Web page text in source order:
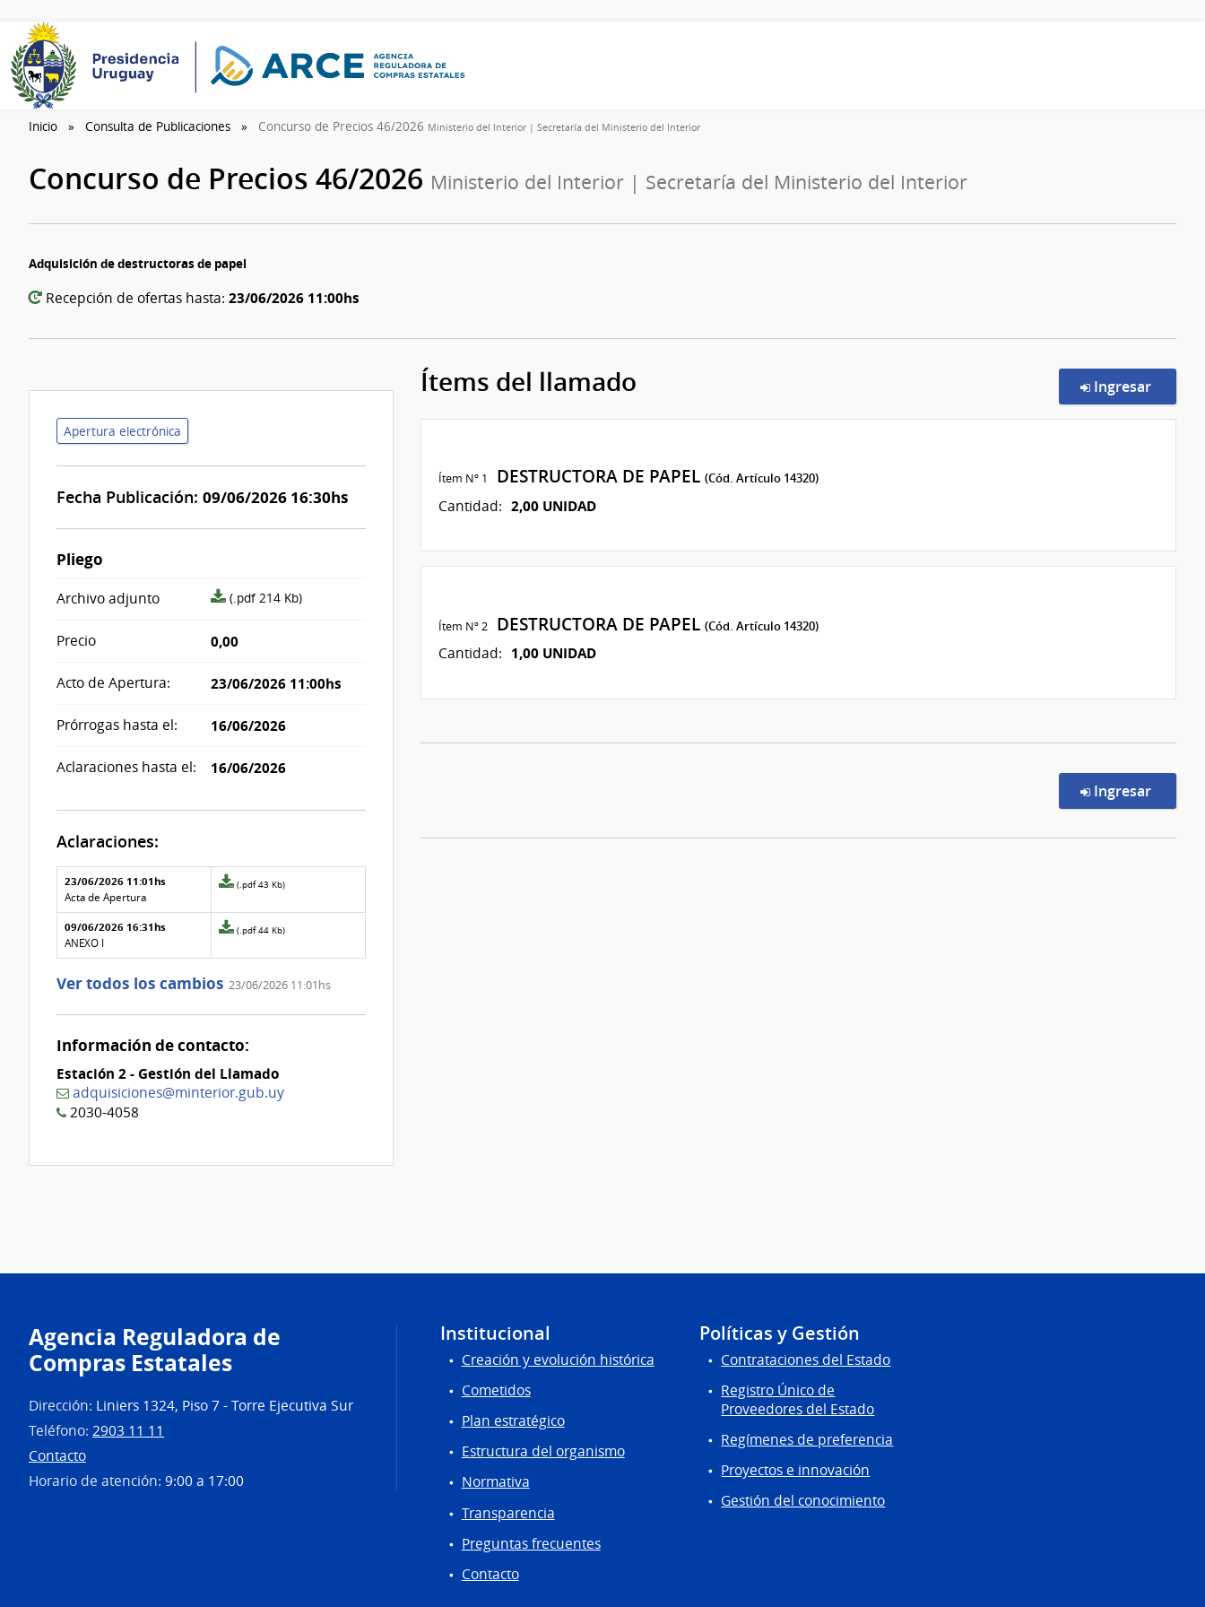
Inicio Consulta de Publicaciones Concurso de Precios 46/2026 Ministerio del Interior | Secretaría del Ministerio del Interior
Concurso de Precios 46/2026 Ministerio del Interior | Secretaría del Ministerio del Interior
Adquisición de destructoras de papel
Recepción de ofertas hasta: 23/06/2026 11:00hs
Apertura electrónica
Fecha Publicación: 09/06/2026 16:30hs
Pliego
Archivo adjunto
archivo
(.pdf 214 Kb)
Precio 0,00
Acto de Apertura: 23/06/2026 11:00hs
Prórrogas hasta el: 16/06/2026
Aclaraciones hasta el: 16/06/2026
Aclaraciones:
Aclaraciones del llamado
Fecha y
texto de
la
aclaración
Archivo
de la
aclaración
23/06/2026 11:01hs
Acta de Apertura
Archivo
de
la
Nº
(.pdf 43 Kb)
09/06/2026 16:31hs
ANEXO I
Archivo
de
aclaración
0
(.pdf 44 Kb)
Ver todos los cambios 23/06/2026 11:01hs
Información de contacto:
Estación 2 - Gestión del Llamado
adquisiciones@minterior.gub.uy
2030-4058
Ítems del llamado Ingresar
Ítem Nº 1 DESTRUCTORA DE PAPEL (Cód. Artículo 14320)
Cantidad: 2,00 UNIDAD
Ítem Nº 2DESTRUCTORA DE PAPEL (Cód. Artículo 14320)
Cantidad: 1,00 UNIDAD
Ingresar
Agencia Reguladora de
Compras Estatales
Dirección: Liniers 1324, Piso 7 - Torre Ejecutiva Sur
Teléfono: 2903 11 11
Contacto
Horario de atención: 9:00 a 17:00
Institucional
Creación y evolución histórica
Cometidos
Plan estratégico
Estructura del organismo
Normativa
Transparencia
Preguntas frecuentes
Contacto
Políticas y Gestión
Contrataciones del Estado
Registro Único de
Proveedores del Estado
Regímenes de preferencia
Proyectos e innovación
Gestión del conocimiento